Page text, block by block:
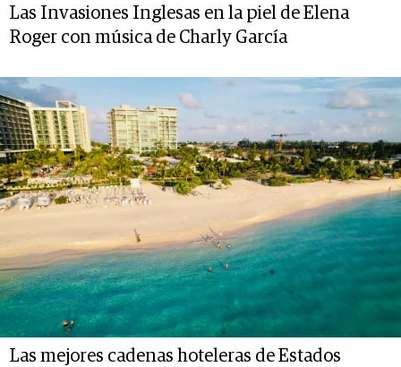
Las Invasiones Inglesas en la piel de Elena
Roger con música de Charly García
Las mejores cadenas hoteleras de Estados